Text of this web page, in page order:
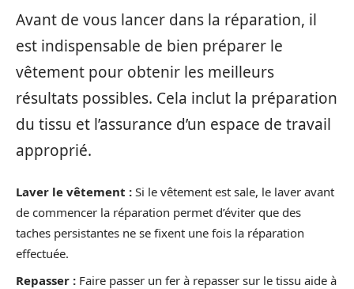
Avant de vous lancer dans la réparation, il
est indispensable de bien préparer le
vêtement pour obtenir les meilleurs
résultats possibles. Cela inclut la préparation
du tissu et l’assurance d’un espace de travail
approprié.
Laver le vêtement : Si le vêtement est sale, le laver avant
de commencer la réparation permet d’éviter que des
taches persistantes ne se fixent une fois la réparation
effectuée.
Repasser : Faire passer un fer à repasser sur le tissu aide à